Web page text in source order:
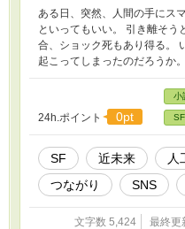
ある日、突然、人間の手にス
といってもいい。 引き離そう
合、ショック死もあり得る。
起こってしまったのだろうか。
24h.ポイント 0pt
小
SF
SF 近未来 人
つながり
SNS
文字数 5,424 最終更